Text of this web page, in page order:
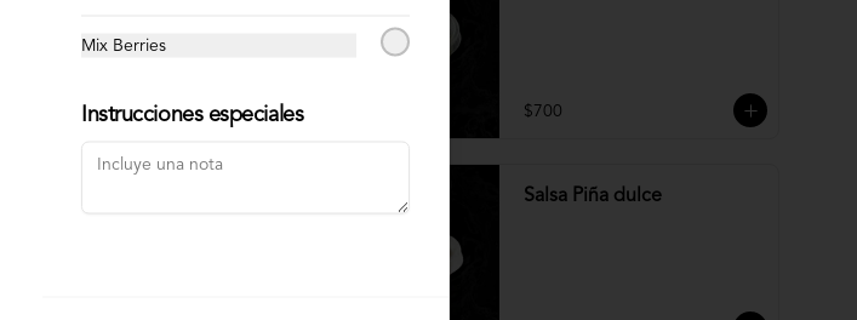
$700
Salsa Piña dulce
Mix Berries
Instrucciones especiales